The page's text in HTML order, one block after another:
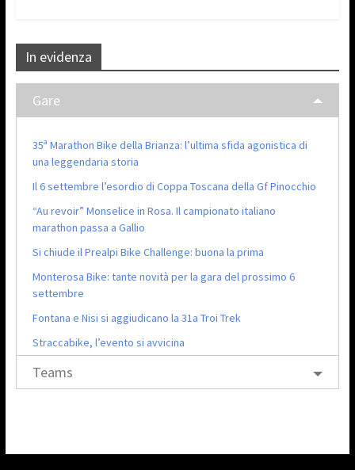
In evidenza
Gare
35ª Marathon Bike della Brianza: l’ultima sfida agonistica di
una leggendaria storia
Il 6 settembre l’esordio di Coppa Toscana della Gf Pinocchio
“Au revoir” Monselice in Rosa. Il campionato italiano
marathon passa a Gallio
Si chiude il Prealpi Bike Challenge: buona la prima
Monterosa Bike: tante novità per la gara del prossimo 6
settembre
Fontana e Nisi si aggiudicano la 31a Troi Trek
Straccabike, l’evento si avvicina
Teams